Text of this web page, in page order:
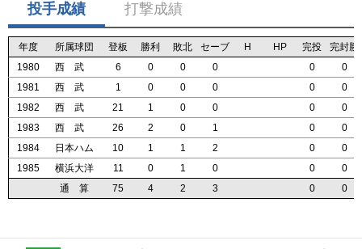
投手成績 打撃成績
年度 所属球団 登板 勝利 敗北 セーブ H HP 完投
完封勝
1980
西 武 6 0 0 0 0
0
1981
西 武 1 0 0 0 0
0
1982
西 武 21 1 0 0 0
0
1983
西 武 26 2 0 1 0
0
1984
日本ハム 10 1 1 2 0
0
1985
横浜大洋 11 0 1 0 0
0
通 算
75 4 2 3 0 0
年度 所属球団 登板 勝利 敗北 セーブ H HP 完投
完封勝
1980
西 武 6 0 0 0 0
0
1981
西 武 1 0 0 0 0
0
1982
西 武 21 1 0 0 0
0
1983
西 武 26 2 0 1 0
0
1984
日本ハム 10 1 1 2 0
0
1985
横浜大洋 11 0 1 0 0
0
通 算
75 4 2 3 0 0
年度 所属球団 登板 勝利 敗北 セーブ H HP 完投
完封勝
1980
西 武 6 0 0 0 0
0
1981
西 武 1 0 0 0 0
0
1982
西 武 21 1 0 0 0
0
1983
西 武 26 2 0 1 0
0
1984
日本ハム 10 1 1 2 0
0
1985
横浜大洋 11 0 1 0 0
0
通 算
75 4 2 3 0 0
年度 所属球団 登板 勝利 敗北 セーブ H HP 完投
完封勝
1980
西 武 6 0 0 0 0
0
1981
西 武 1 0 0 0 0
0
1982
西 武 21 1 0 0 0
0
1983
西 武 26 2 0 1 0
0
1984
日本ハム 10 1 1 2 0
0
1985
横浜大洋 11 0 1 0 0
0
通 算
75 4 2 3 0 0